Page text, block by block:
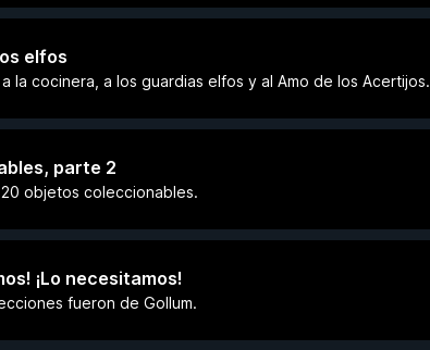
elfos
la cocinera, a los guardias elfos y al Amo de los Acertijos.
parte 2
objetos coleccionables.
¡Lo necesitamos!
fueron de Gollum.